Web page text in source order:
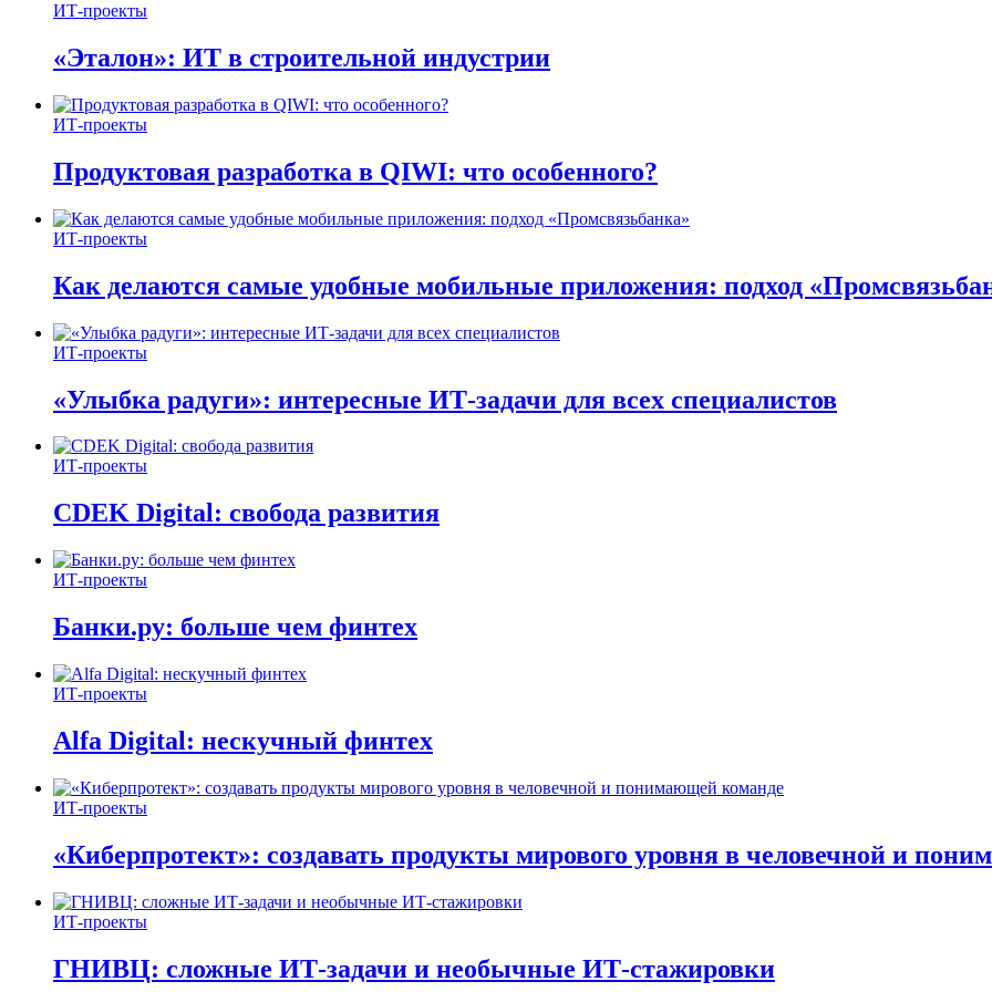
ИТ-проекты
«Эталон»: ИТ в строительной индустрии
ИТ-проекты
Продуктовая разработка в QIWI: что особенного?
ИТ-проекты
Как делаются самые удобные мобильные приложения: подход
ИТ-проекты
«Улыбка радуги»: интересные ИТ-задачи для всех специалистов
ИТ-проекты
CDEK Digital: свобода развития
ИТ-проекты
Банки.ру: больше чем финтех
ИТ-проекты
Alfa Digital: нескучный финтех
ИТ-проекты
«Киберпротект»: создавать продукты мирового уровня в человечной и
ИТ-проекты
ГНИВЦ: сложные ИТ‑задачи и необычные ИТ‑стажировки